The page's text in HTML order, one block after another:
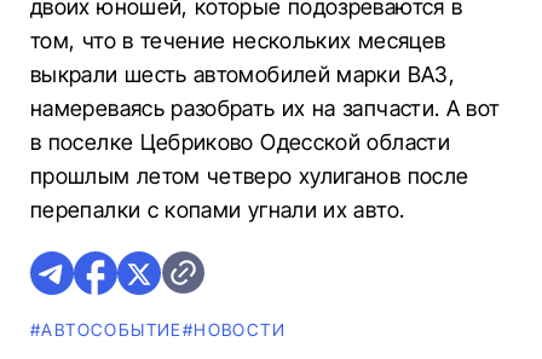
двоих юношей, которые подозреваются в
том, что в течение нескольких месяцев
выкрали шесть автомобилей марки ВАЗ,
намереваясь разобрать их на запчасти. А вот
в поселке Цебриково Одесской области
прошлым летом четверо хулиганов после
перепалки с копами угнали их авто.
#АВТОСОБЫТИЕ#НОВОСТИ